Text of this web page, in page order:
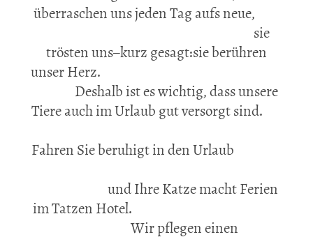
überraschen uns jeden Tag aufs neue,
sie
trösten uns–kurz gesagt:sie berühren
unser Herz.
Deshalb ist es wichtig, dass unsere
Tiere auch im Urlaub gut versorgt sind.
Fahren Sie beruhigt in den Urlaub
und Ihre Katze macht Ferien
im Tatzen Hotel.
Wir pflegen einen